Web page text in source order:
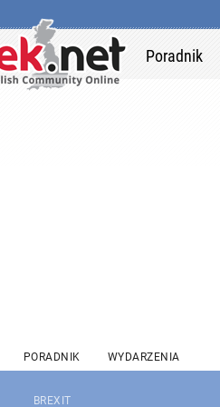
Poradnik
PORADNIK WYDARZENIA
BREXIT